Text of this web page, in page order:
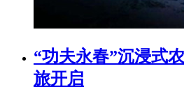
“功夫永春”沉浸式
旅开启